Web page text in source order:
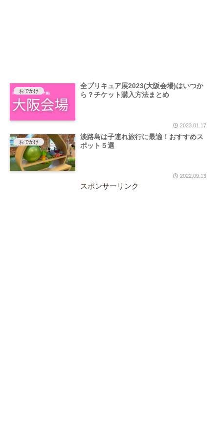
おでかけ
全プリキュア展2023(大阪会場)はいつか
ら？チケット購入方法まとめ
2023.01.17
おでかけ
淡路島は子連れ旅行に最適！おすすめス
ポット５選
2022.09.13
スポンサーリンク